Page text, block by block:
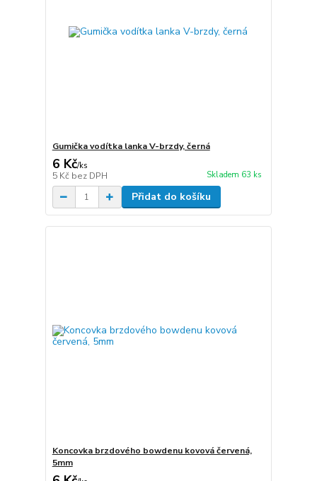
Gumička vodítka lanka V-brzdy, černá
6 Kč/ks
5 Kč bez DPH Skladem 63 ks
Přidat do košíku
Koncovka brzdového bowdenu kovová červená,
5mm